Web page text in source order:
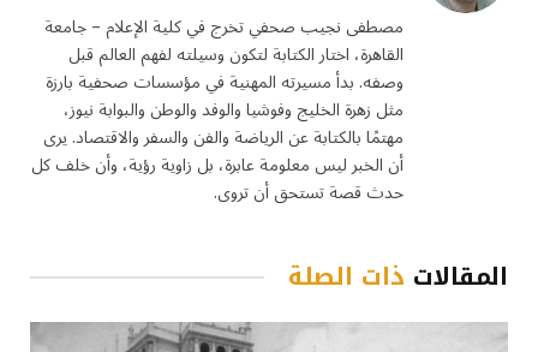
مصطفى نجيب صحفي تخرج في كلية الإعلام – جامعة
القاهرة، اختار الكتابة لتكون وسيلته لفهم العالم قبل
وصفه. بدأ مسيرته المهنية في مؤسسات صحفية بارزة
مثل زهرة الخليج وفوشيا والوفد والوطن والبوابة نيوز،
مهتمًا بالكتابة عن الرياضة والفن والسفر والاقتصاد. يرى
أن الخبر ليس معلومة عابرة، بل زاوية رؤية، وأن خلف كل
حدث قصة تستحق أن تروى.
المقالات ذات الصلة